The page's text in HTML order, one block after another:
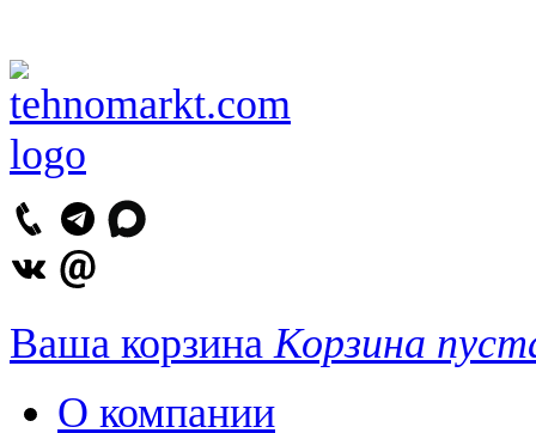
Ваша корзина Корзина
О компании